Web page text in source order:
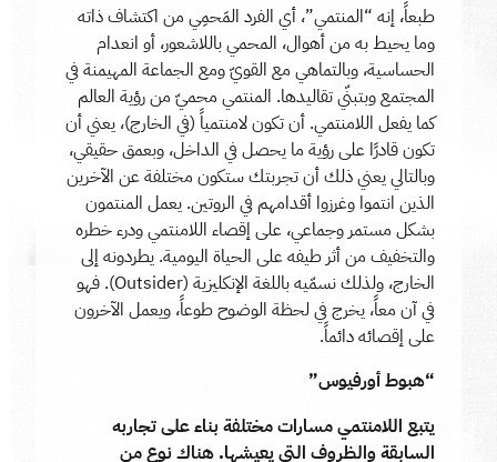
طبعاً، إنه “المنتمي”، أي الفرد المَحمِي من اكتشاف ذاته
وما يحيط به من أهوال، المحمي باللاشعور، أو انعدام
الحساسية، وبالتماهي مع القويّ ومع الجماعة المهيمنة في
المجتمع وبتبنّي تقاليدها. المنتمي محميّ من رؤية العالم
كما يفعل اللامنتمي. أن تكون لامنتمياً (في الخارج)، يعني أن
تكون قادرًا على رؤية ما يحصل في الداخل، وبعمق حقيقي،
وبالتالي يعني ذلك أن تجربتك ستكون مختلفة عن الآخرين
الذين انتموا وغرزوا أقدامهم في الروتين. يعمل المنتمون
بشكل مستمر وجماعي، على إقصاء اللامنتمي ودرء خطره
والتخفيف من أثر طيفه على الحياة اليومية. يطردونه إلى
الخارج، ولذلك نسمّيه باللغة الإنكليزية (Outsider). فهو
في آن معاً، يخرج في لحظة الوضوح طوعاً، ويعمل الآخرون
على إقصائه دائماً.
“هبوط أورفيوس”
يتبع اللامنتمي مسارات مختلفة بناء على تجاربه
السابقة والظروف التي يعيشها. هناك نوع من